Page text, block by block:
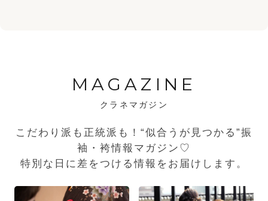
MAGAZINE
クラネマガジン
こだわり派も正統派も！“似合うが見つかる”振
袖・袴情報マガジン♡
特別な日に差をつける情報をお届けします。